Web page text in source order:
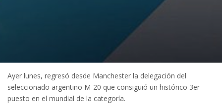
Ayer lunes, regresó desde Manchester la delegación del
seleccionado argentino M-20 que consiguió un histórico 3er
puesto en el mundial de la categoría.